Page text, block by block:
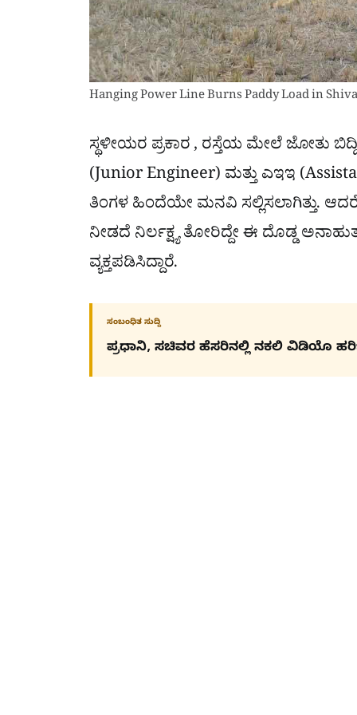
Hanging Power Line Burns Paddy Load in
ಸ್ಥಳೀಯರ ಪ್ರಕಾರ , ರಸ್ತೆಯ ಮೇಲೆ ಜೋತು
(Junior Engineer) ಮತ್ತು ಎಇಇ
ತಿಂಗಳ ಹಿಂದೆಯೇ ಮನವಿ ಸಲ್ಲಿಸಲಾಗಿತ್ತು.
ನೀಡದೆ ನಿರ್ಲಕ್ಷ್ಯ ತೋರಿದ್ದೇ ಈ ದೊಡ್ಡ
ವ್ಯಕ್ತಪಡಿಸಿದ್ದಾರೆ.
ಸಂಬಂಧಿತ ಸುದ್ದಿ
ಪ್ರಧಾನಿ, ಸಚಿವರ ಹೆಸರಿನಲ್ಲಿ ನಕಲಿ ವಿಡಿಯೊ